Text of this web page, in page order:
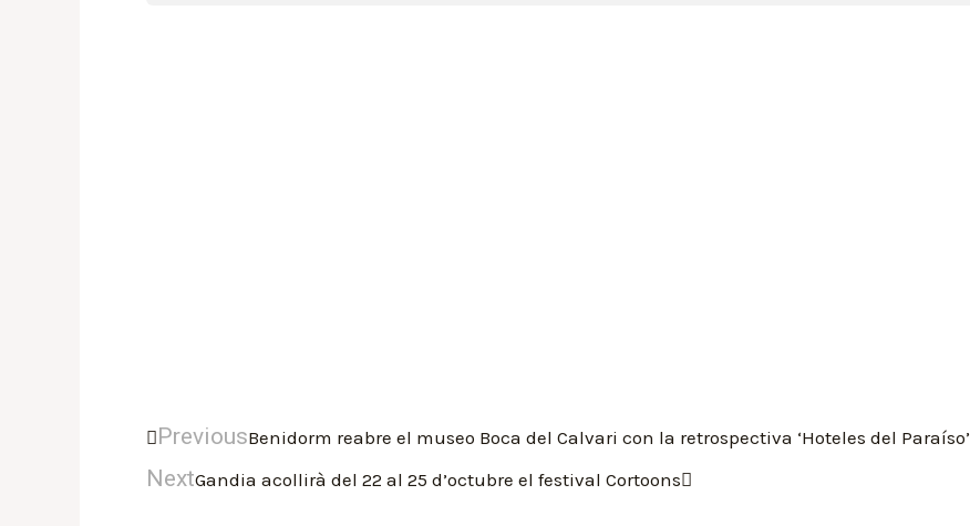
PreviousBenidorm reabre el museo Boca del Calvari con la retrospectiva ‘Hoteles del Paraíso’
NextGandia acollirà del 22 al 25 d’octubre el festival Cortoons